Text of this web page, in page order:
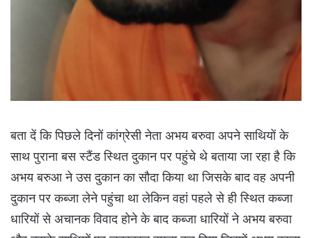
बता दें कि पिछले दिनों कांग्रेसी नेता अभय बरुवा अपने साथियों के
साथ पुराना बस स्टैंड स्थित दुकान पर पहुंचे थे बताया जा रहा है कि
अभय बरुआ ने उस दुकान का सौदा किया था जिसके बाद वह अपनी
दुकान पर कब्जा लेने पहुंचा था लेकिन वहां पहले से ही स्थित कब्जा
धारियों से अचानक विवाद होने के बाद कब्जा धारियों ने अभय बरुवा